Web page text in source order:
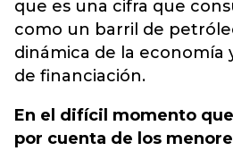
que es una cifra que
como un barril de
dinámica de la economía
de financiación.
En el difícil momento
por cuenta de los